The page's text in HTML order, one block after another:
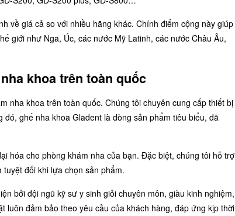
về giá cả so với nhiều hãng khác. Chính điểm cộng này giúp
giới như Nga, Úc, các nước Mỹ Latinh, các nước Châu Âu,
khoa trên toàn quốc
nha khoa trên toàn quốc. Chúng tôi chuyên cung cấp thiết bị
ghế nha khoa Gladent là dòng sản phẩm tiêu biểu, đã
hóa cho phòng khám nha của bạn. Đặc biệt, chúng tôi hỗ trợ
đối khi lựa chọn sản phẩm.
bởi đội ngũ kỹ sư y sinh giỏi chuyên môn, giàu kinh nghiệm,
đảm bảo theo yêu cầu của khách hàng, đáp ứng kịp thời